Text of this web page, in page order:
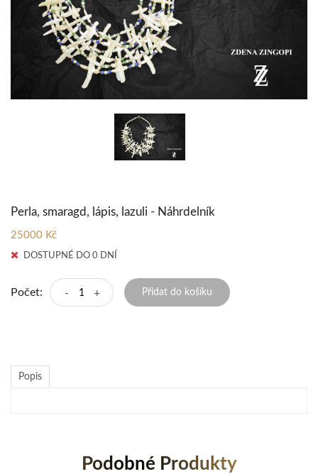
Perla, smaragd, lápis, lazuli - Náhrdelník
25000 Kč
DOSTUPNÉ DO 0 DNÍ
Počet: - + Přidat do košíku
Popis
Podobné Produkty